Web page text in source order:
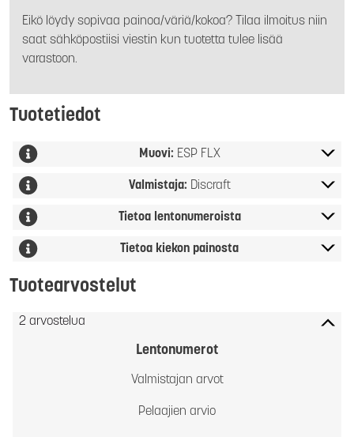
Eikö löydy sopivaa painoa/väriä/kokoa? Tilaa ilmoitus niin
saat sähköpostiisi viestin kun tuotetta tulee lisää
varastoon.
Tuotetiedot
Muovi: ESP FLX
Valmistaja: Discraft
Tietoa lentonumeroista
Tietoa kiekon painosta
Tuotearvostelut
2 arvostelua
Lentonumerot
Valmistajan arvot
Pelaajien arvio